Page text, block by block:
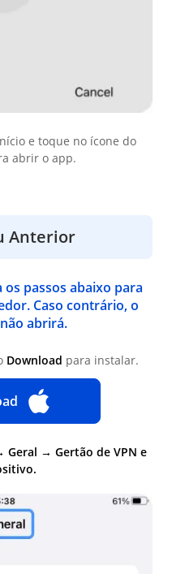
e toque no ícone do
abrir o app.
Anterior
os passos abaixo para
Caso contrário, o
abrirá.
Download para instalar.
Geral → Gertão de VPN e